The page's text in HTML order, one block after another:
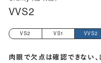
VVS2
VS2 VS1 VVS2
肉眼で欠点は確認できない